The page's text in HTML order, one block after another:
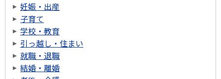
妊娠・出産
子育て
学校・教育
引っ越し・住まい
就職・退職
結婚・離婚